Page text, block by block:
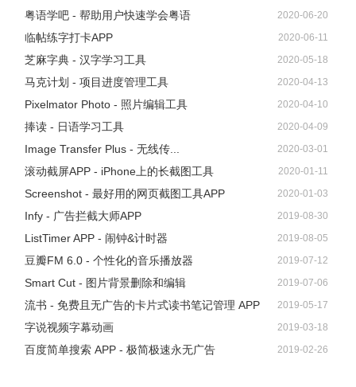
粤语学吧 - 帮助用户快速学会粤语 2020-06-20
临帖练字打卡APP 2020-06-11
芝麻字典 - 汉字学习工具 2020-05-18
马克计划 - 项目进度管理工具 2020-04-13
Pixelmator Photo - 照片编辑工具 2020-04-10
捧读 - 日语学习工具 2020-04-09
Image Transfer Plus - 无线传... 2020-03-01
滚动截屏APP - iPhone上的长截图工具 2020-01-11
Screenshot - 最好用的网页截图工具APP 2020-01-03
Infy - 广告拦截大师APP 2019-08-30
ListTimer APP - 闹钟&计时器 2019-08-05
豆瓣FM 6.0 - 个性化的音乐播放器 2019-07-12
Smart Cut - 图片背景删除和编辑 2019-07-06
流书 - 免费且无广告的卡片式读书笔记管理 APP 2019-05-17
字说视频字幕动画 2019-03-18
百度简单搜索 APP - 极简极速永无广告 2019-02-26